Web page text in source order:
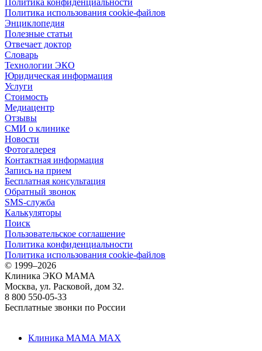
Политика конфиденциальности
Политика использования cookie-файлов
Энциклопедия
Полезные статьи
Отвечает доктор
Словарь
Технологии ЭКО
Юридическая информация
Услуги
Стоимость
Медиацентр
Отзывы
СМИ о клинике
Новости
Фотогалерея
Контактная информация
Запись на прием
Бесплатная консультация
Обратный звонок
SMS-служба
Калькуляторы
Поиск
Пользовательское соглашение
Политика конфиденциальности
Политика использования cookie-файлов
© 1999–2026
Клиника ЭКО МАМА
Москва, ул. Расковой, дом 32.
8 800 550-05-33
Бесплатные звонки по России
Клиника МАМА MAX